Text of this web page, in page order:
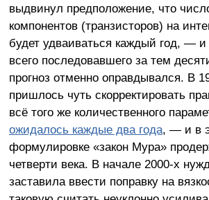
выдвинул предположение, что
компонентов (транзисторов) на
будет удваиваться каждый год, —
всего последовавшего за тем
прогноз отменно оправдывался. В
пришлось чуть скорректировать
всё того же количественного
ожидалось каждые два года, — и в
формулировке «закон Мура»
четверти века. В начале 2000-х
заставила ввести поправку на